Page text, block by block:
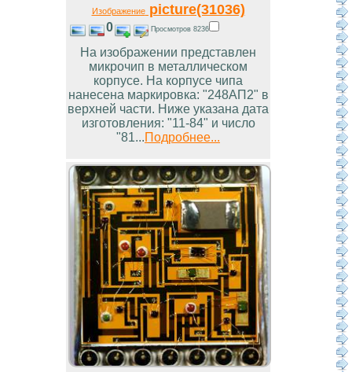
Изображениеpicture(31036)
0 Просмотров 8236
На изображении представлен
микрочип в металлическом
корпусе. На корпусе чипа
нанесена маркировка: "248АП2" в
верхней части. Ниже указана дата
изготовления: "11-84" и число
"81...Подробнее...